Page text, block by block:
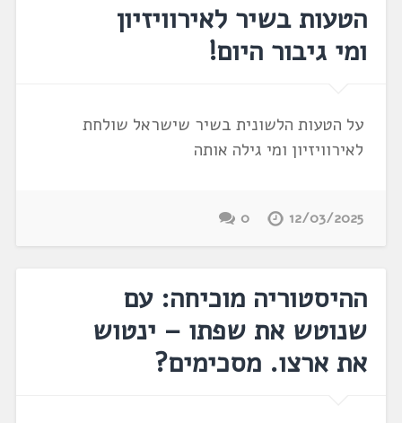
הטעות בשיר לאירוויזיון
ומי גיבור היום!
על הטעות הלשונית בשיר שישראל שולחת
לאירוויזיון ומי גילה אותה
12/03/2025
0
ההיסטוריה מוכיחה: עם
שנוטש את שפתו – ינטוש
את ארצו. מסכימים?